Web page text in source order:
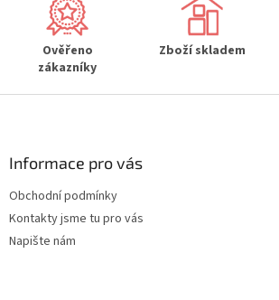
Ověřeno
zákazníky
Zboží skladem
Informace pro vás
Obchodní podmínky
Kontakty jsme tu pro vás
Napište nám